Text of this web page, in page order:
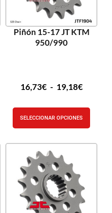
Piñón 15-17 JT KTM
950/990
16,73€ - 19,18€
SELECCIONAR OPCIONES